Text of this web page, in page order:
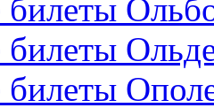
билеты